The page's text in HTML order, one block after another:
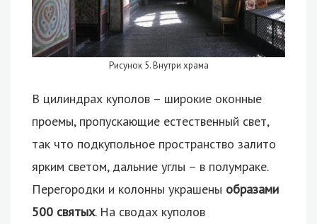
Рисунок 5. Внутри храма
В цилиндрах куполов – широкие оконные
проемы, пропускающие естественный свет,
так что подкупольное пространство залито
ярким светом, дальние углы – в полумраке.
Перегородки и колонны украшены образами
500 святых. На сводах куполов